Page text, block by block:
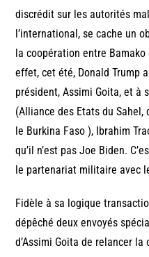
discrédit sur les autorités
l’international, se cache un
la coopération entre
effet, cet été, Donald Trump
président, Assimi Goita, et à
(Alliance des Etats du
le Burkina Faso ), Ibrahim
qu’il n’est pas Joe Biden.
le partenariat militaire avec
Fidèle à sa logique
dépêché deux envoyés
d’Assimi Goita de relancer